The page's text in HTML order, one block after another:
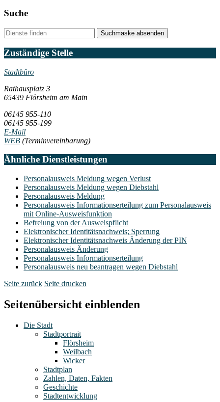
Suche
Suchmaske absenden
Zuständige Stelle
Stadtbüro
Rathausplatz 3
65439 Flörsheim am Main
06145 955-110
06145 955-199
E-Mail
WEB (Terminvereinbarung)
Ähnliche Dienstleistungen
Personalausweis Meldung wegen Verlust
Personalausweis Meldung wegen Diebstahl
Personalausweis Meldung
Personalausweis Informationserteilung zum Personalausweis
mit Online-Ausweisfunktion
Befreiung von der Ausweispflicht
Elektronischer Identitätsnachweis; Sperrung
Elektronischer Identitätsnachweis Änderung der PIN
Personalausweis Änderung
Personalausweis Informationserteilung
Personalausweis neu beantragen wegen Diebstahl
Seite zurück Seite drucken
Seitenübersicht einblenden
Die Stadt
Stadtportrait
Flörsheim
Weilbach
Wicker
Stadtplan
Zahlen, Daten, Fakten
Geschichte
Stadtentwicklung